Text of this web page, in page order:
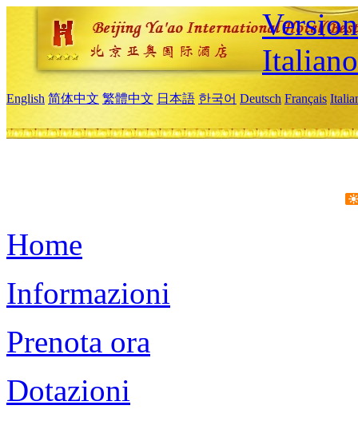
Italiano
English 简体中文 繁體中文 日本語 한국어 Deutsch Français
Home
Informazioni
Prenota ora
Dotazioni